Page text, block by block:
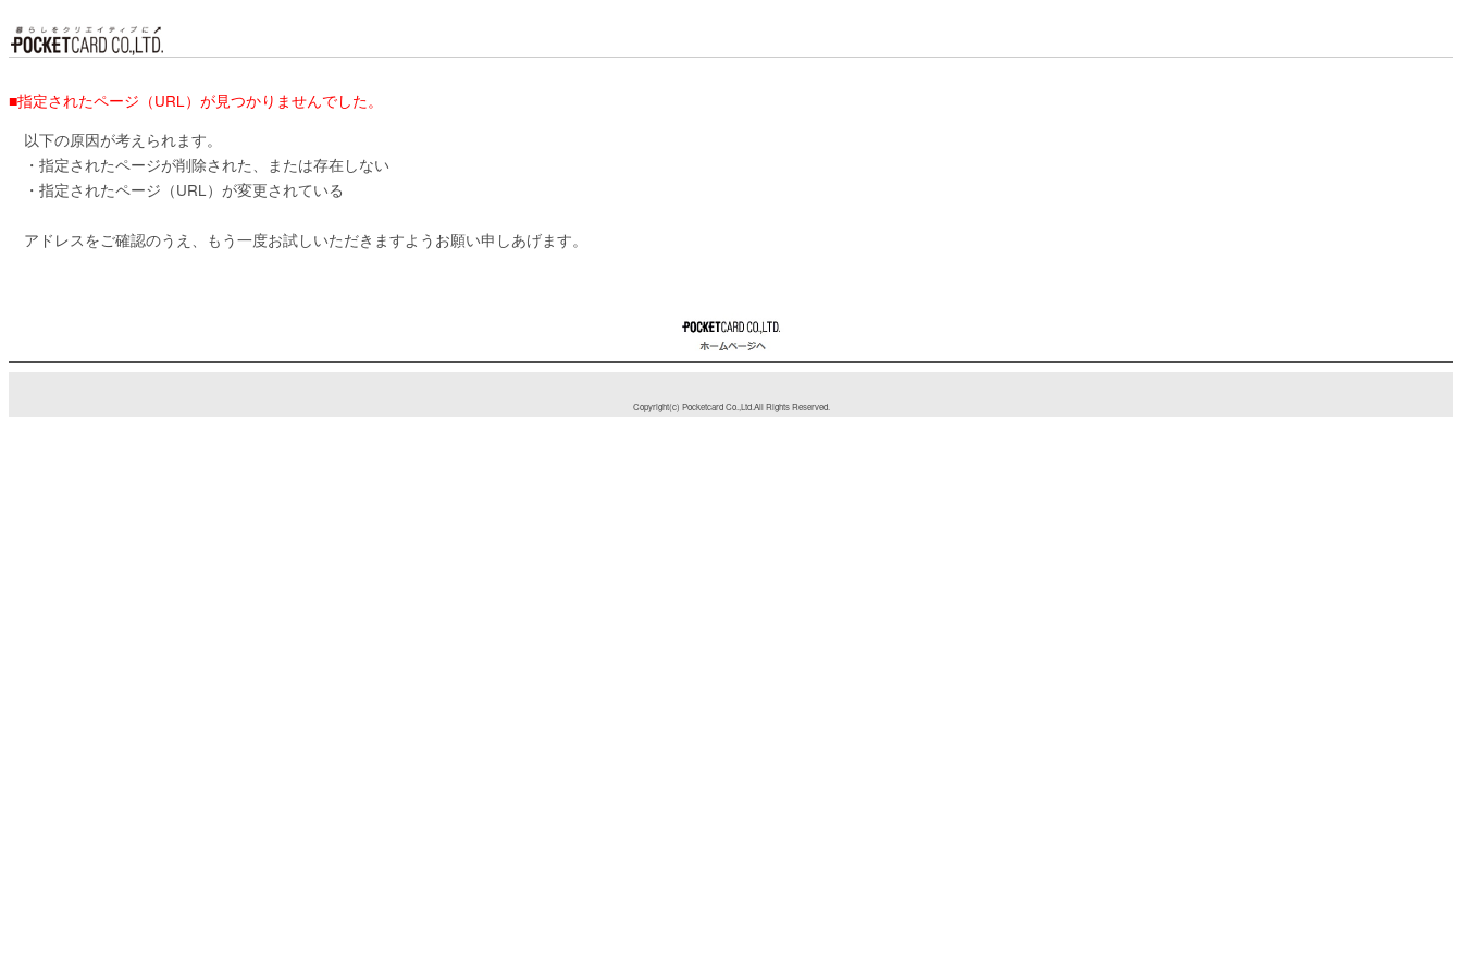
■指定されたページ（URL）が見つかりませんでした。
以下の原因が考えられます。
・指定されたページが削除された、または存在しない
・指定されたページ（URL）が変更されている
アドレスをご確認のうえ、もう一度お試しいただきますようお願い申しあげます。
Copyright(c) Pocketcard Co.,Ltd.All Rights Reserved.